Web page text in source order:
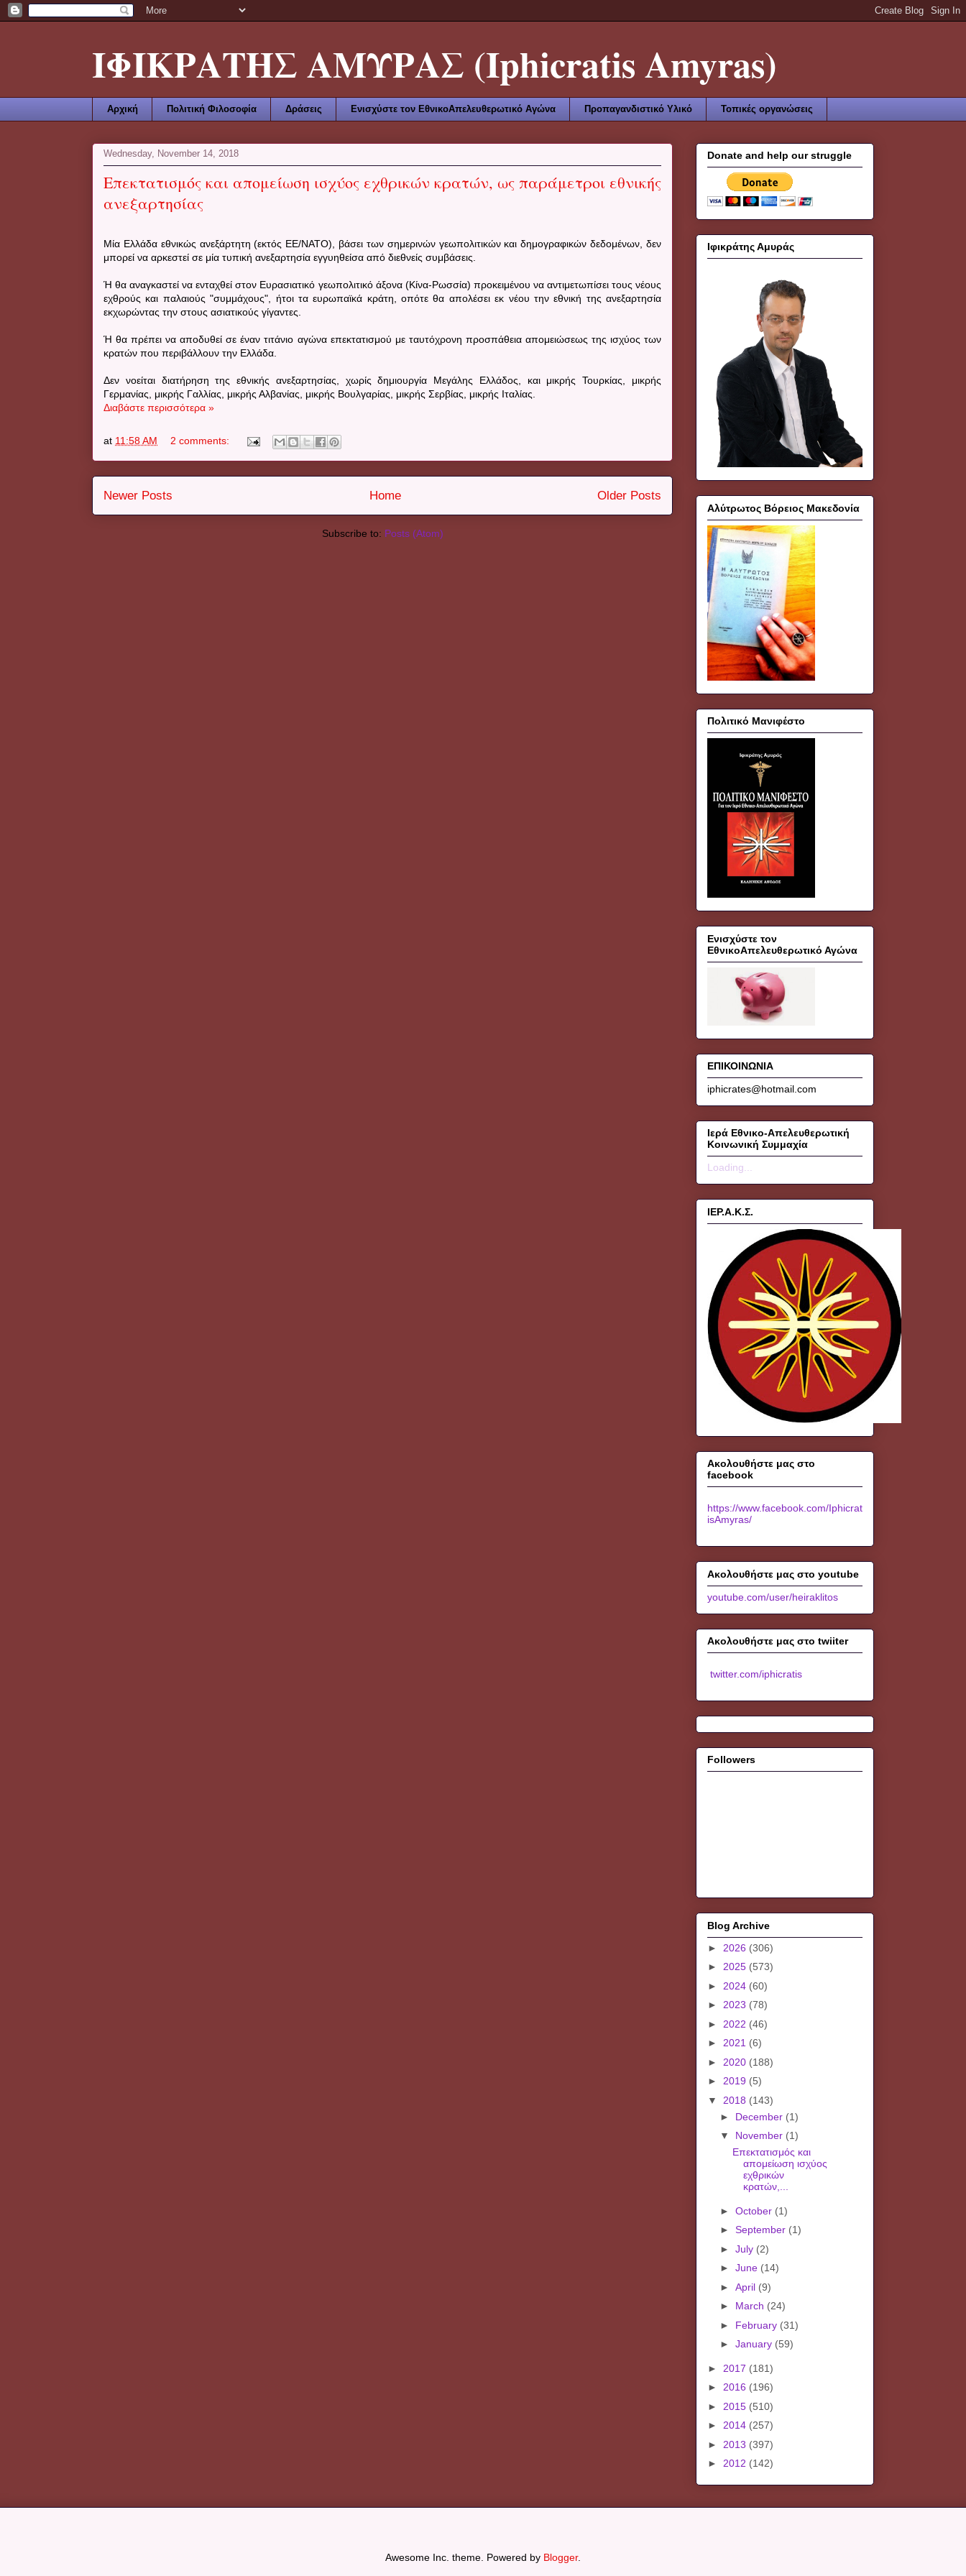
ΙΦΙΚΡΑΤΗΣ ΑΜΥΡΑΣ (Iphicratis Amyras)
Αρχική Πολιτική Φιλοσοφία Δράσεις Ενισχύστε τον ΕθνικοΑπελευθερωτικό Αγώνα Προπαγανδιστικό Υλικό Τοπικές οργανώσεις
Wednesday, November 14, 2018
Επεκτατισμός και απομείωση ισχύος εχθρικών κρατών, ως παράμετροι εθνικής
ανεξαρτησίας
Μία Ελλάδα εθνικώς ανεξάρτητη (εκτός ΕΕ/ΝΑΤΟ), βάσει των σημερινών γεωπολιτικών και δημογραφικών δεδομένων, δεν
μπορεί να αρκεστεί σε μία τυπική ανεξαρτησία εγγυηθείσα από διεθνείς συμβάσεις.
Ή θα αναγκαστεί να ενταχθεί στον Ευρασιατικό γεωπολιτικό άξονα (Κίνα-Ρωσσία) προκειμένου να αντιμετωπίσει τους νέους
εχθρούς και παλαιούς "συμμάχους", ήτοι τα ευρωπαϊκά κράτη, οπότε θα απολέσει εκ νέου την εθνική της ανεξαρτησία
εκχωρώντας την στους ασιατικούς γίγαντες.
Ή θα πρέπει να αποδυθεί σε έναν τιτάνιο αγώνα επεκτατισμού με ταυτόχρονη προσπάθεια απομειώσεως της ισχύος των
κρατών που περιβάλλουν την Ελλάδα.
Δεν νοείται διατήρηση της εθνικής ανεξαρτησίας, χωρίς δημιουργία Μεγάλης Ελλάδος, και μικρής Τουρκίας, μικρής
Γερμανίας, μικρής Γαλλίας, μικρής Αλβανίας, μικρής Βουλγαρίας, μικρής Σερβίας, μικρής Ιταλίας.
Διαβάστε περισσότερα »
at 11:58 AM 2 comments:
Newer Posts Older Posts
Home
Subscribe to: Posts (Atom)
Donate and help our struggle
Ιφικράτης Αμυράς
Αλύτρωτος Βόρειος Μακεδονία
Πολιτικό Μανιφέστο
Ενισχύστε τον
ΕθνικοΑπελευθερωτικό Αγώνα
ΕΠΙΚΟΙΝΩΝΙΑ
iphicrates@hotmail.com
Ιερά Εθνικο-Απελευθερωτική
Κοινωνική Συμμαχία
Loading...
ΙΕΡ.Α.Κ.Σ.
Ακολουθήστε μας στο
facebook
https://www.facebook.com/Iphicrat
isAmyras/
Ακολουθήστε μας στο youtube
youtube.com/user/heiraklitos
Ακολουθήστε μας στο twiiter
twitter.com/iphicratis
Followers
Blog Archive
► 2026 (306)
► 2025 (573)
► 2024 (60)
► 2023 (78)
► 2022 (46)
► 2021 (6)
► 2020 (188)
► 2019 (5)
▼ 2018 (143)
► December (1)
▼ November (1)
Επεκτατισμός και
απομείωση ισχύος
εχθρικών
κρατών,...
► October (1)
► September (1)
► July (2)
► June (14)
► April (9)
► March (24)
► February (31)
► January (59)
► 2017 (181)
► 2016 (196)
► 2015 (510)
► 2014 (257)
► 2013 (397)
► 2012 (142)
Awesome Inc. theme. Powered by Blogger.